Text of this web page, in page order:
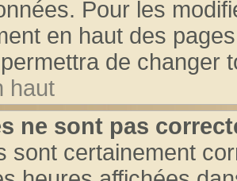
Pour les
en haut des
de changer
haut
ne sont pas
sont certainement